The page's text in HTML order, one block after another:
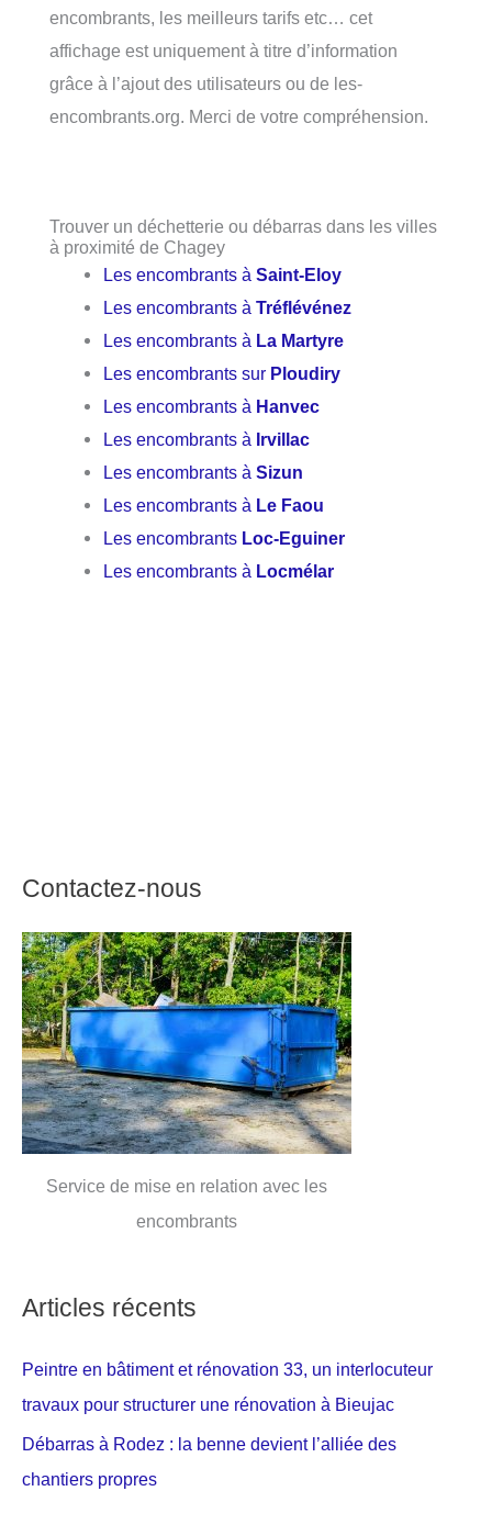
encombrants, les meilleurs tarifs etc… cet
affichage est uniquement à titre d’information
grâce à l’ajout des utilisateurs ou de les-
encombrants.org. Merci de votre compréhension.
Trouver un déchetterie ou débarras dans les villes
à proximité de Chagey
Les encombrants àSaint-Eloy
Les encombrants àTréflévénez
Les encombrants à La Martyre
Les encombrants sur Ploudiry
Les encombrants à Hanvec
Les encombrants à Irvillac
Les encombrants àSizun
Les encombrants à Le Faou
Les encombrants Loc-Eguiner
Les encombrants à Locmélar
Contactez-nous
Service de mise en relation avec les
encombrants
Articles récents
Peintre en bâtiment et rénovation 33, un interlocuteur
travaux pour structurer une rénovation à Bieujac
Débarras à Rodez : la benne devient l’alliée des
chantiers propres